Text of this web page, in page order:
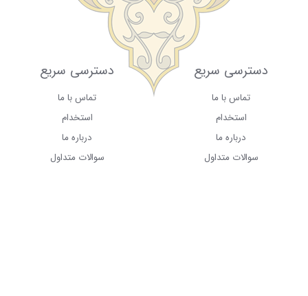
دسترسی سریع
تماس با ما
استخدام
درباره ما
سوالات متداول
دسترسی سریع
تماس با ما
استخدام
درباره ما
سوالات متداول